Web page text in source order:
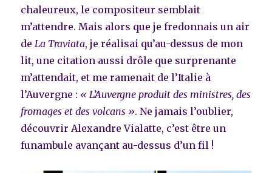
chaleureux, le compositeur semblait
m’attendre. Mais alors que je fredonnais un air
deLa Traviata, je réalisai qu’au-dessus de mon
lit, une citation aussi drôle que surprenante
m’attendait, et me ramenait de l’Italie à
l’Auvergne : « L’Auvergne produit des ministres, des
fromages et des volcans ». Ne jamais l’oublier,
découvrir Alexandre Vialatte, c’est être un
funambule avançant au-dessus d’un fil !